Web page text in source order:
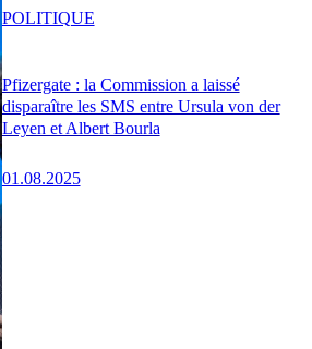
Pfizergate : la Commission a laissé
disparaître les SMS entre Ursula von der
Leyen et Albert Bourla
01.08.2025
POLITIQUE